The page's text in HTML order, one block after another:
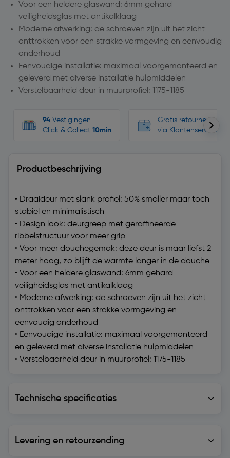
Voor een heldere glaswand: 6mm gehard
veiligheidsglas met antikalklaag
Moderne afwerking: de schroeven zijn uit het zicht
onttrokken voor een strakke vormgeving en eenvoudig
onderhoud
Eenvoudige installatie: maximaal voorgemonteerd en
geleverd met diverse installatie hulpmiddelen
Verstelbaarheid deur in muurprofiel: 1175-1185
94 Vestigingen
Click & Collect 10min
Gratis retourneren,
via Klantenservice
Productbeschrijving
• Draaideur met slank profiel: 50% smaller maar toch
stabiel en minimalistisch
• Design look: deurgreep met geraffineerde
ribbelstructuur voor meer grip
• Voor meer douchegemak: deze deur is maar liefst 2
meter hoog, zo blijft de warmte langer in de douche
• Voor een heldere glaswand: 6mm gehard
veiligheidsglas met antikalklaag
• Moderne afwerking: de schroeven zijn uit het zicht
onttrokken voor een strakke vormgeving en
eenvoudig onderhoud
• Eenvoudige installatie: maximaal voorgemonteerd
en geleverd met diverse installatie hulpmiddelen
• Verstelbaarheid deur in muurprofiel: 1175-1185
Technische specificaties
Levering en retourzending